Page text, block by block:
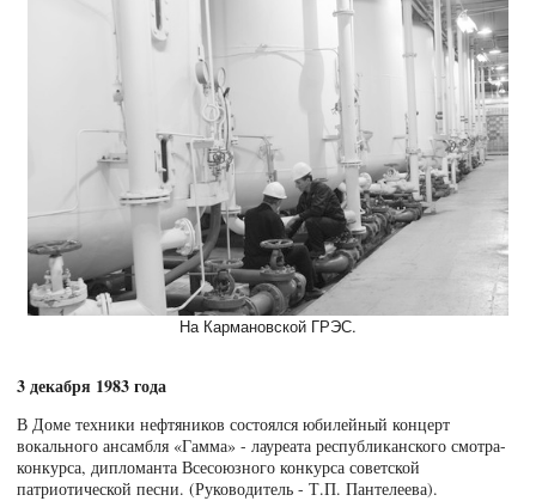
3 декабря 1983 года
В Доме техники нефтяников состоялся юбилейный концерт
вокального ансамбля «Гамма» - лауреата республиканского смотра-
конкурса, дипломанта Всесоюзного конкурса советской
патриотической песни. (Руководитель - Т.П. Пантелеева).